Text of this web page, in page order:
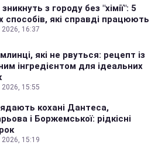
з городу без "хімії": 5
способів, які справді працюють
2026, 16:37
які не рвуться: рецепт із
інгредієнтом для ідеальних
2026, 15:55
кохані Дантеса,
і Боржемської: рідкісні
2026, 15:19